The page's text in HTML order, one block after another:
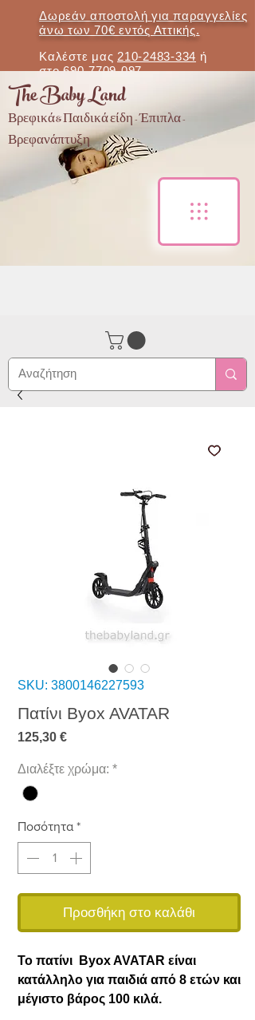
Δωρεάν αποστολή για παραγγελίες
άνω των 70€ εντός Αττικής.
Καλέστε μας 210-2483-334 ή
στο690-7709-097
The Baby Land
Βρεφικά & Παιδικά είδη - Έπιπλα -
Βρεφανάπτυξη
SKU: 3800146227593
Πατίνι Byox AVATAR
125,30 €Τιμή
Διαλέξτε χρώμα: *
Ποσότητα *
Προσθήκη στο καλάθι
Το πατίνι Byox AVATAR είναι
κατάλληλο για παιδιά από 8 ετών και
μέγιστο βάρος 100 κιλά.